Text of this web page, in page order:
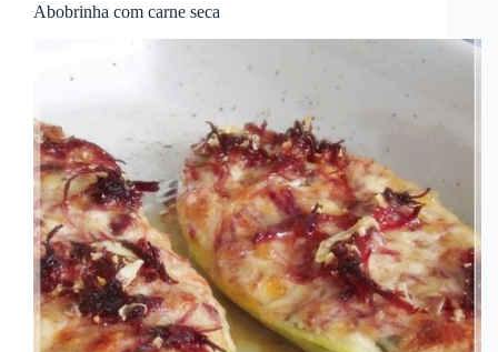
Abobrinha com carne seca